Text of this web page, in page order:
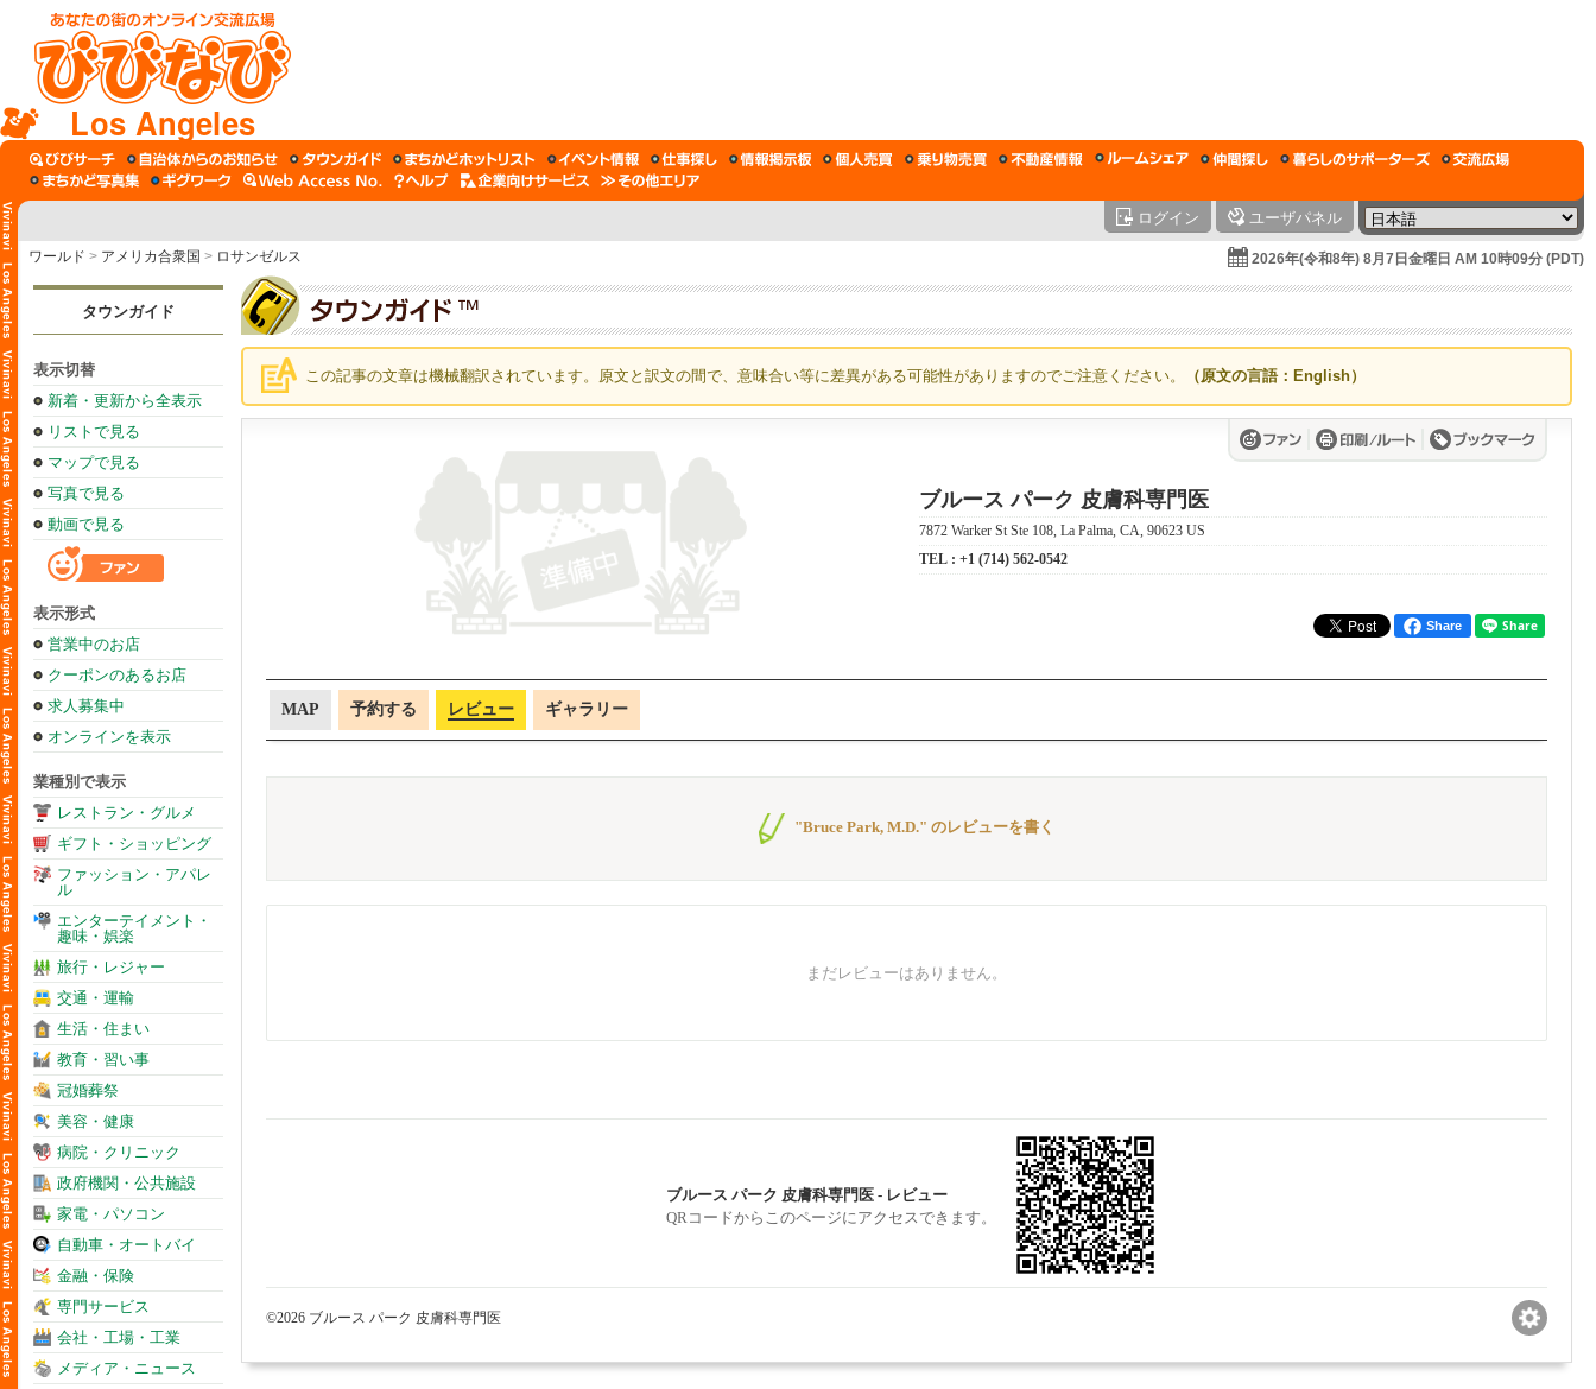
Los Angeles
ログイン ユーザパネル
ワールド > アメリカ合衆国 > ロサンゼルス 2026年(令和8年) 8月7日金曜日 AM 10時09分 (PDT)
タウンガイド
表示切替
新着・更新から全表示
リストで見る
マップで見る
写真で見る
動画で見る
表示形式
営業中のお店
クーポンのあるお店
求人募集中
オンラインを表示
業種別で表示
レストラン・グルメ
ギフト・ショッピング
ファッション・アパレ
ル
エンターテイメント・
趣味・娯楽
旅行・レジャー
交通・運輸
生活・住まい
教育・習い事
冠婚葬祭
美容・健康
病院・クリニック
政府機関・公共施設
家電・パソコン
自動車・オートバイ
金融・保険
専門サービス
会社・工場・工業
メディア・ニュース
この記事の文章は機械翻訳されています。原文と訳文の間で、意味合い等に差異がある可能性がありますのでご注意ください。 （原文の言語：English）
ブルース パーク 皮膚科専門医
7872 Warker St Ste 108, La Palma, CA, 90623 US
TEL : +1 (714) 562-0542
Share
MAP 予約する レビュー ギャラリー
"Bruce Park, M.D." のレビューを書く
まだレビューはありません。
ブルース パーク 皮膚科専門医 - レビュー
QRコードからこのページにアクセスできます。
©2026 ブルース パーク 皮膚科専門医